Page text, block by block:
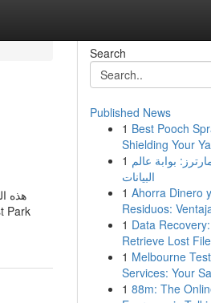
هذه
Search
Published News
1 Best Pooch
Shielding Your
1 بوابة عالم
البيانات
1 Ahorra Dinero
Residuos:
1 Data
Retrieve Lost
1 Melbourne
Services: Your
1 88m: The